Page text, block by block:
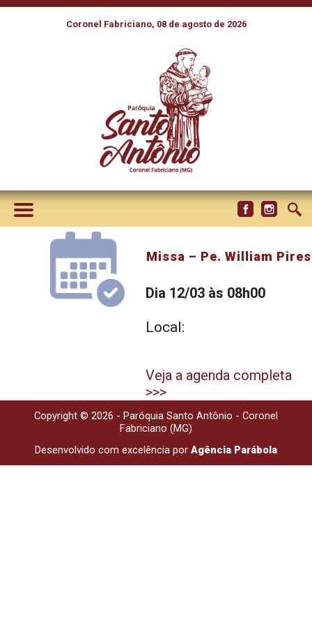
Coronel Fabriciano, 08 de agosto de 2026
Missa – Pe. William Pires
Dia 12/03 às 08h00
Local:
Veja a agenda completa
>>>
Copyright © 2026 - Paróquia Santo Antônio - Coronel
Fabriciano (MG)
Desenvolvido com excelência por Agência Parábola